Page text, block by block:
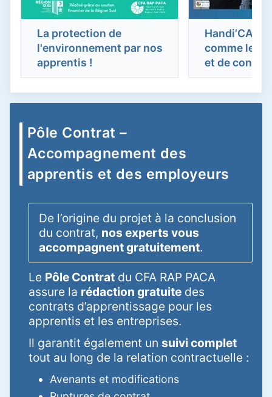
La protection de
l'environnement par nos
apprentis !
Handi’CAP
comme
et de
Pôle Contrat –
Accompagnement des
apprentis et des employeurs
De l’origine du projet à la conclusion
du contrat, nos experts vous
accompagnent gratuitement.
Le Pôle Contrat du CFA RAP PACA
assure la rédaction gratuite des
contrats d’apprentissage pour les
apprentis et les entreprises.
Il garantit également un suivi complet
tout au long de la relation contractuelle :
Avenants et modifications